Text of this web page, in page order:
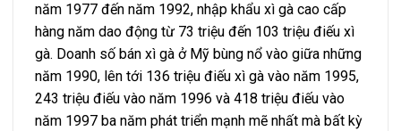
năm 1977 đến năm 1992, nhập khẩu xì gà cao cấp
hàng năm dao động từ 73 triệu đến 103 triệu điếu xì
gà. Doanh số bán xì gà ở Mỹ bùng nổ vào giữa những
năm 1990, lên tới 136 triệu điếu xì gà vào năm 1995,
243 triệu điếu vào năm 1996 và 418 triệu điếu vào
năm 1997 ba năm phát triển mạnh mẽ nhất mà bất kỳ